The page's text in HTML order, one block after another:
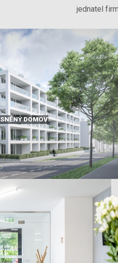
jednatel
DOMOV